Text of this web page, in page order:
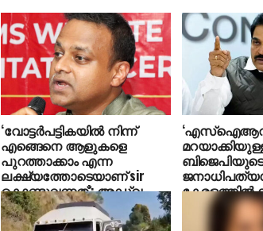
‘വോട്ടര്‍പട്ടികയില്‍ നിന്ന്
എങ്ങെനെ ആളുകളെ
പുറത്താക്കാം എന്ന
ലക്ഷ്യത്തോടെയാണ് sir
കൊണ്ടുവന്നത്’: അഡ്വ.
ഹാരിസ് ബീരാൻ എംപി
കേരളത്തില്‍